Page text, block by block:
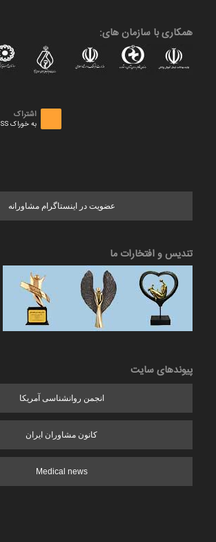
همکاری با سازمان های:
اشتراک
به خوراک RSS
عضویت در اینستاگرام مشاورانه
تندیس و افتخارات ما
پیوندهای سایت
انجمن روانشناسی آمریکا
کانون مشاوران ایران
Medical news